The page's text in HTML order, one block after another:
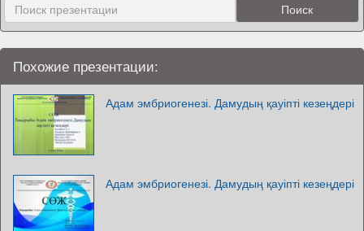
Похожие презентации:
Адам эмбриогенезі. Дамудың қауіпті кезеңдері
Адам эмбриогенезі. Дамудың қауіпті кезеңдері